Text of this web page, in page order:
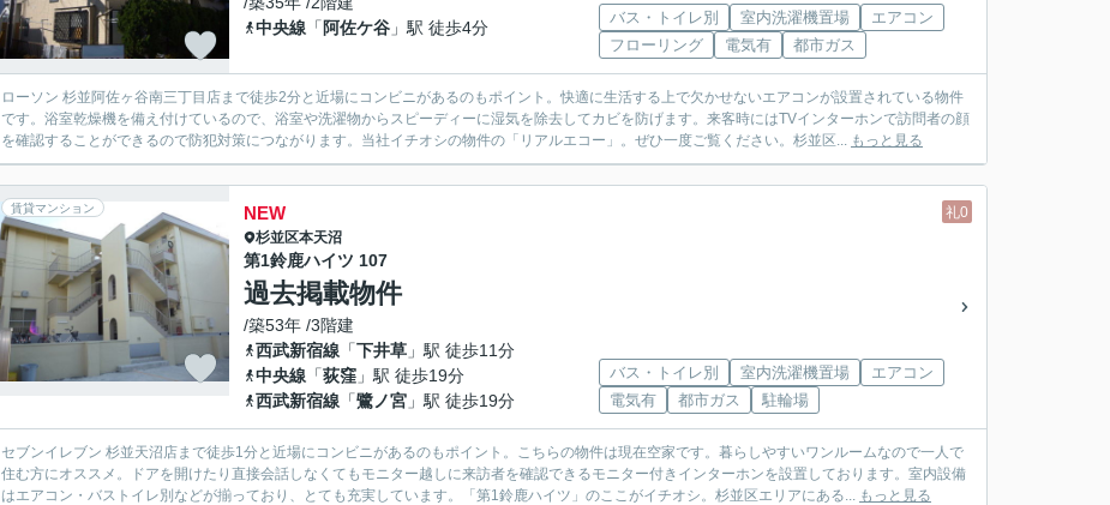
中央線 「 阿佐ケ谷 」駅 徒歩4分
バス・トイレ別 室内洗濯機置場
エアコン
フローリング
電気有 都市ガス
ローソン 杉並阿佐ヶ谷南三丁目店まで徒歩2分と近場にコンビニがあるのもポイント。快適に生活する上で欠かせないエアコンが設置されている物件
です。浴室乾燥機を備え付けているので、浴室や洗濯物からスピーディーに湿気を除去してカビを防げます。来客時にはTVインターホンで訪問者の顔
を確認することができるので防犯対策につながります。当社イチオシの物件の「リアルエコー」。ぜひ一度ご覧ください。杉並区... もっと見る
賃貸マンション 礼0
NEW
杉並区本天沼
第1鈴鹿ハイツ 107
過去掲載物件
/築53年 /3階建
西武新宿線 「下井草 」駅 徒歩11分
中央線 「荻窪 」駅 徒歩19分
西武新宿線 「鷺ノ宮 」駅 徒歩19分
バス・トイレ別 室内洗濯機置場
エアコン
電気有
都市ガス 駐輪場
セブンイレブン 杉並天沼店まで徒歩1分と近場にコンビニがあるのもポイント。こちらの物件は現在空家です。暮らしやすいワンルームなので一人で
住む方にオススメ。ドアを開けたり直接会話しなくてもモニター越しに来訪者を確認できるモニター付きインターホンを設置しております。室内設備
はエアコン・バストイレ別などが揃っており、とても充実しています。「第1鈴鹿ハイツ」のここがイチオシ。杉並区エリアにある... もっと見る